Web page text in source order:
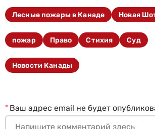
Лесные пожары в Канаде Новая
пожар Право Стихия Суд
Новости Канады
Ваш адрес email не будет
*